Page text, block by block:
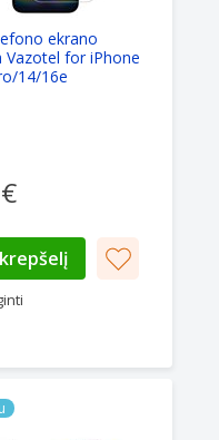
ekrano
Vazotel for iPhone
14/16e